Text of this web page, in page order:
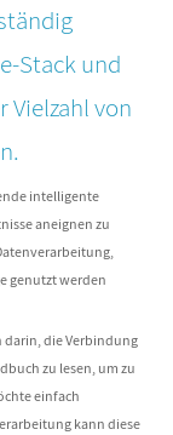
Stack und
von
intelligente
aneignen zu
genutzt werden
darin, die Verbindung
zu lesen, um zu
einfach
kann diese